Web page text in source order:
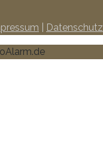
Datenschutz